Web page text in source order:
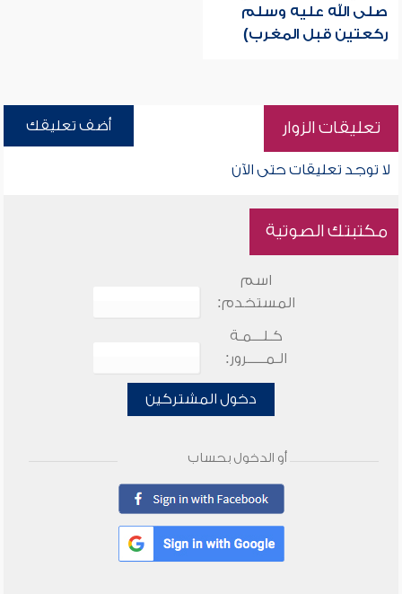
صلى الله عليه وسلم
ركعتين قبل المغرب)
تعليقات الزوار أضف تعليقك
لا توجد تعليقات حتى الآن
مكتبتك الصوتية
اسم
المستخدم:
كـلـــمـة
الـمـــــرور:
دخول المشتركين
أو الدخول بحساب